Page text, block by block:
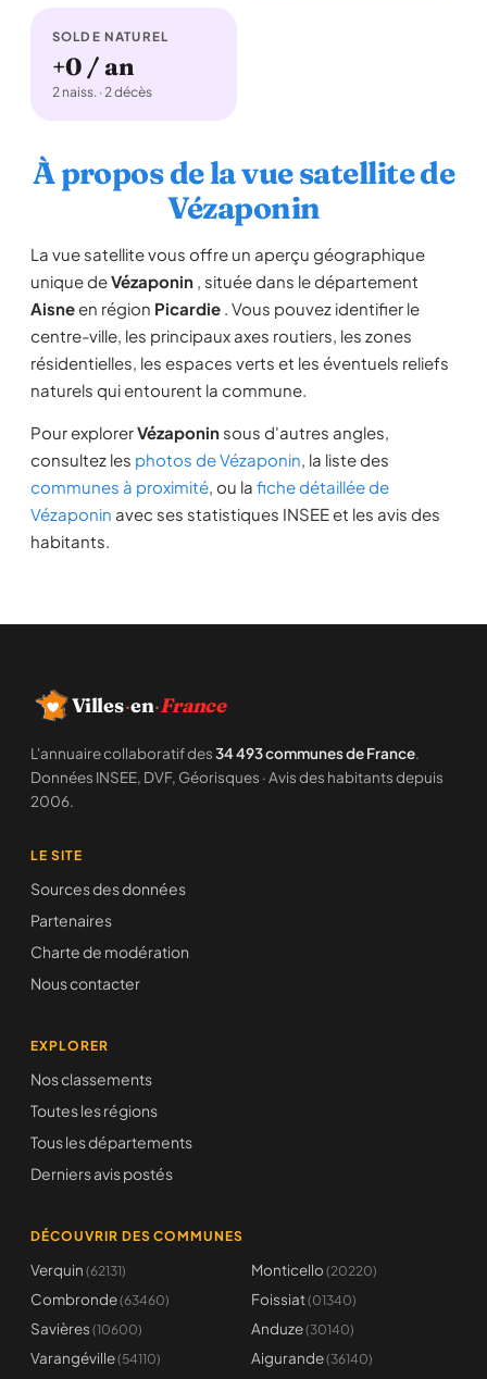
SOLDE NATUREL
+0 / an
2 naiss. · 2 décès
À propos de la vue satellite de
Vézaponin
La vue satellite vous offre un aperçu géographique
unique deVézaponin , située dans le département
Aisneen région Picardie . Vous pouvez identifier le
centre-ville, les principaux axes routiers, les zones
résidentielles, les espaces verts et les éventuels reliefs
naturels qui entourent la commune.
Pour explorerVézaponin sous d'autres angles,
consultez les photos de Vézaponin, la liste des
communes à proximité, ou la fiche détaillée de
Vézaponin avec ses statistiques INSEE et les avis des
habitants.
Villes·en·France
L'annuaire collaboratif des34 493 communes de France.
Données INSEE, DVF, Géorisques · Avis des habitants depuis
2006.
LE SITE
Sources des données
Partenaires
Charte de modération
Nous contacter
EXPLORER
Nos classements
Toutes les régions
Tous les départements
Derniers avis postés
DÉCOUVRIR DES COMMUNES
Verquin (62131) Monticello (20220)
Combronde(63460) Foissiat(01340)
Savières (10600) Anduze(30140)
Varangéville(54110) Aigurande(36140)